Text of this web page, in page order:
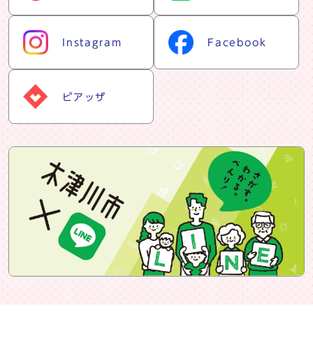
Instagram Facebook
ピアッザ
snsバナー